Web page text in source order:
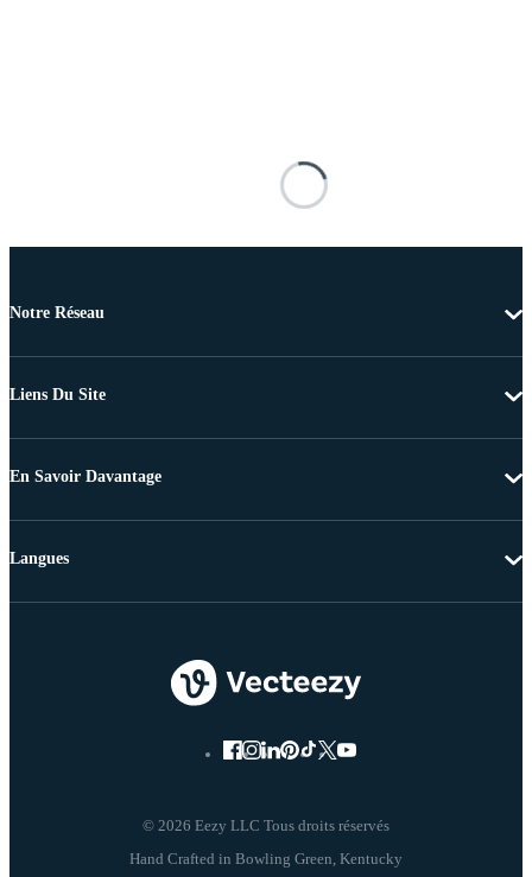
Notre Réseau
Liens Du Site
En Savoir Davantage
© 2026 Eezy LLC Tous droits réservés
Langues